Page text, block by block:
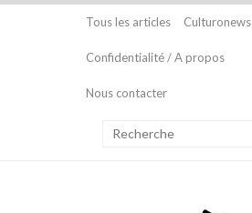
Tous les articles Culturonews
Confidentialité / A propos
Nous contacter